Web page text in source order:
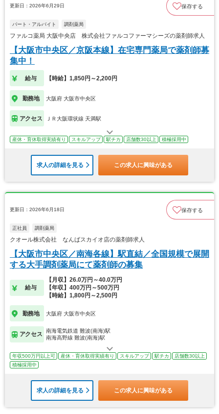
更新日：2026年6月29日 保存する
パート・アルバイト 調剤薬局
ファルコ薬局 大阪中央店 株式会社ファルコファーマシーズの薬剤師求人
【大阪市中央区／京阪本線】在宅専門薬局で薬剤師募
集中！
給与 【時給】1,850円～2,200円
勤務地 大阪府 大阪市中央区
アクセス ＪＲ大阪環状線 天満駅
産休・育休取得実績有り スキルアップ 駅チカ 店舗数30以上 積極採用中
求人の詳細を見る この求人に興味がある
更新日：2026年6月18日 保存する
正社員 調剤薬局
クオール株式会社 なんばスカイオ店の薬剤師求人
【大阪市中央区／南海各線】駅直結／全国規模で展開
する大手調剤薬局にて薬剤師の募集
給与
【月収】26.0万円～40.0万円
【年収】400万円～500万円
【時給】1,800円～2,500円
勤務地 大阪府 大阪市中央区
アクセス
南海電気鉄道 難波(南海)駅
南海高野線 難波(南海)駅
年収500万円以上可 産休・育休取得実績有り スキルアップ 駅チカ
店舗数30以上
積極採用中
求人の詳細を見る この求人に興味がある